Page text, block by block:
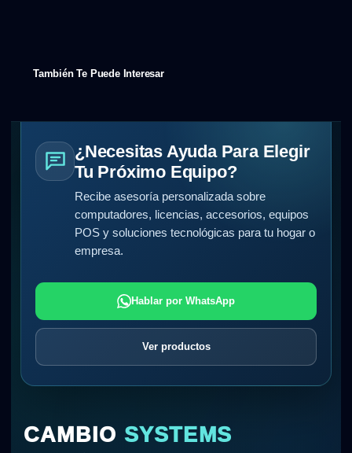
También Te Puede Interesar
¿Necesitas Ayuda Para Elegir
Tu Próximo Equipo?
Recibe asesoría personalizada sobre
computadores, licencias, accesorios, equipos
POS y soluciones tecnológicas para tu hogar o
empresa.
Hablar por WhatsApp
Ver productos
CAMBIO SYSTEMS